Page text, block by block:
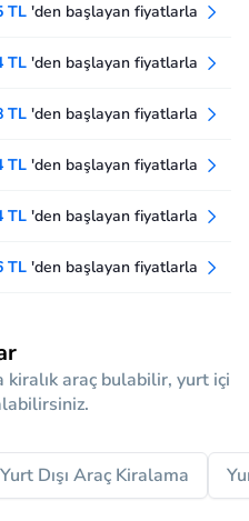
TL'den başlayan fiyatlarla
TL'den başlayan fiyatlarla
TL'den başlayan fiyatlarla
TL'den başlayan fiyatlarla
TL'den başlayan fiyatlarla
TL'den başlayan fiyatlarla
araç bulabilir, yurt içi
Yurt Dışı Araç Kiralama